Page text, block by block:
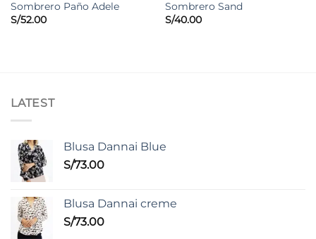
Sombrero Paño Adele
S/52.00
Sombrero Sand
S/40.00
LATEST
Blusa Dannai Blue
S/73.00
Blusa Dannai creme
S/73.00